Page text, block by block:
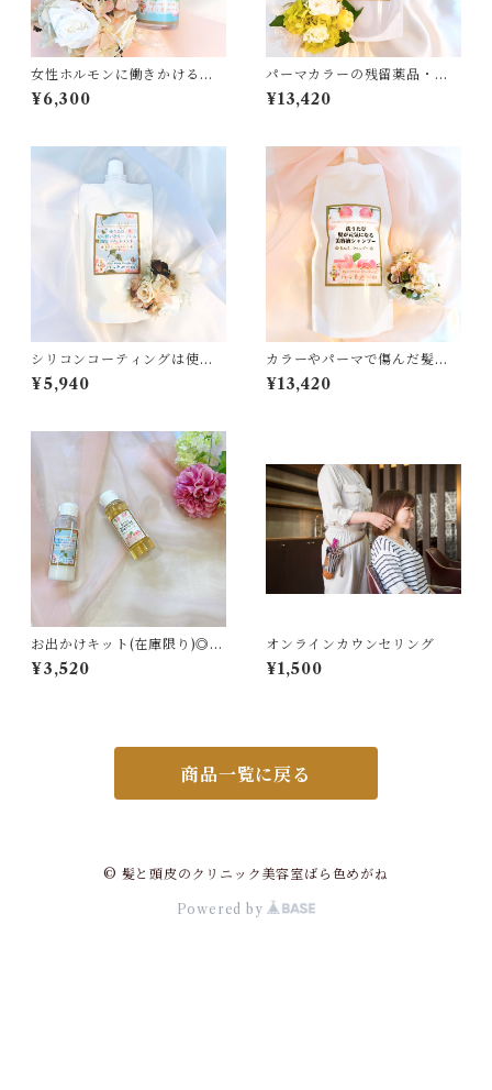
女性ホルモンに働きかける最
高級オーガニックダマスクロ
ーズオイル配合の美容液オイ
¥6,300
パーマカラーの残留薬品・ス
タイリング剤を残したくない
方のための頭皮ディープクレ
¥13,420
シリコンコーティングは使い
たくない！オーガニック成分8
0%●使うたび髪の潤いをキー
¥5,940
カラーやパーマで傷んだ髪に
◎使うだけで髪が元氣になる
美容液シャンプー1000ｍｌ
¥13,420
お出かけキット(在庫限り)◎洗
うたび髪が元氣になる美容液
シャンプー＆使うたび髪の潤
¥3,520
オンラインカウンセリング
¥1,500
商品一覧に戻る
© 髪と頭皮のクリニック美容室ばら色めがね
Powered by